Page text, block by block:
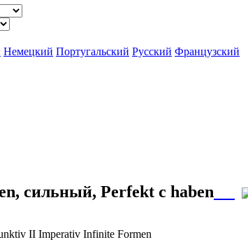
Немецкий Португальский Русский Французский
, сильный, Perfekt с haben
II Imperativ Infinite Formen